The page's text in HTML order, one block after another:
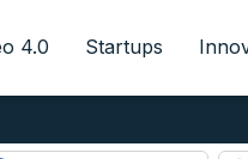
4.0 Startups